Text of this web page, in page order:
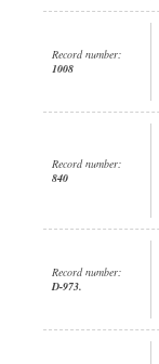
Record number:
1008
Record number:
840
Record number:
D-973.